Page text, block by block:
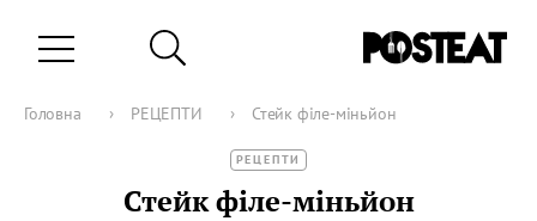
Головна › РЕЦЕПТИ › Стейк філе-міньйон
РЕЦЕПТИ
Стейк філе-міньйон